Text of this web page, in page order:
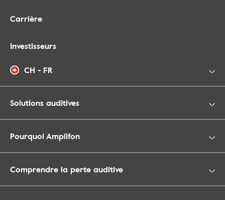
Carrière
Investisseurs
CH - FR
Solutions auditives
Pourquoi Amplifon
Comprendre la perte auditive